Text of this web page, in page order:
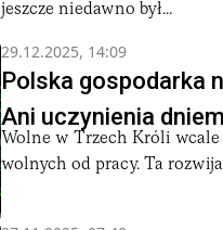
jeszcze niedawno był...
29.12.2025, 14:09
Polska gospodarka
Ani uczynienia
Wolne w Trzech Króli wcale
wolnych od pracy. Ta